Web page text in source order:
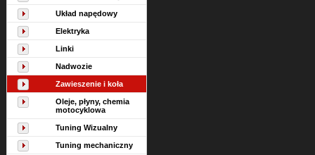
Układ napędowy
Elektryka
Linki
Nadwozie
Zawieszenie i koła
Oleje, płyny, chemia
motocyklowa
Tuning Wizualny
Tuning mechaniczny